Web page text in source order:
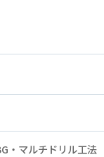
・マルチドリル工法